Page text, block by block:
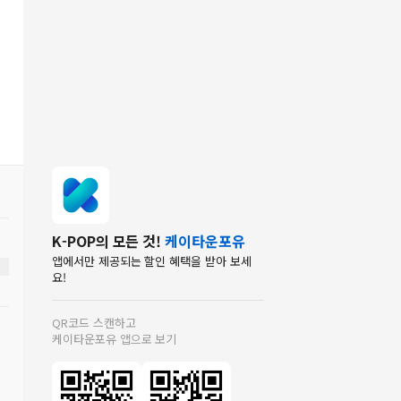
K-POP의 모든 것! 케이타운포유
앱에서만 제공되는 할인 혜택을 받아 보세
요!
QR코드 스캔하고
케이타운포유 앱으로 보기